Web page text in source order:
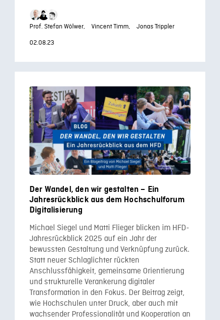
Prof. Stefan Wölwer, Vincent Timm,
Jonas Trippler
02.08.23
Der Wandel, den wir gestalten – Ein
Jahresrückblick aus dem Hochschulforum
Digitalisierung
Michael Siegel und Matti Flieger blicken im HFD-
Jahresrückblick 2025 auf ein Jahr der
bewussten Gestaltung und Verknüpfung zurück.
Statt neuer Schlaglichter rückten
Anschlussfähigkeit, gemeinsame Orientierung
und strukturelle Verankerung digitaler
Transformation in den Fokus. Der Beitrag zeigt,
wie Hochschulen unter Druck, aber auch mit
wachsender Professionalität und Kooperation an